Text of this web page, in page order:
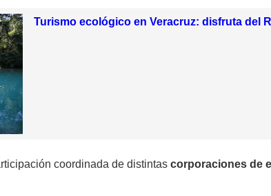
Turismo ecológico en Veracruz: disfruta del
coordinada de distintas corporaciones de